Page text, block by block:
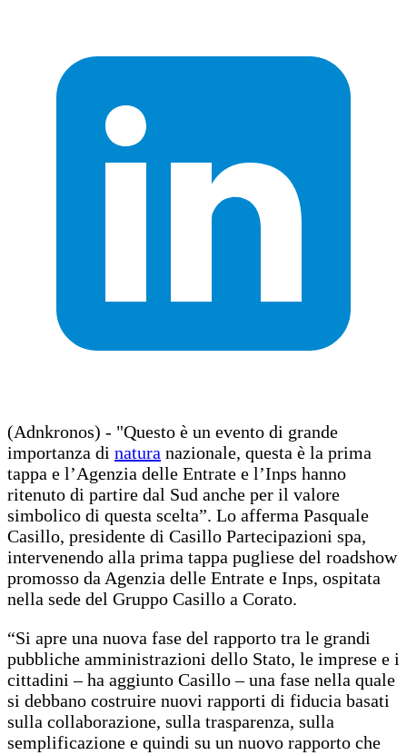
(Adnkronos) - "Questo è un evento di grande
importanza di natura nazionale, questa è la prima
tappa e l’Agenzia delle Entrate e l’Inps hanno
ritenuto di partire dal Sud anche per il valore
simbolico di questa scelta”. Lo afferma Pasquale
Casillo, presidente di Casillo Partecipazioni spa,
intervenendo alla prima tappa pugliese del roadshow
promosso da Agenzia delle Entrate e Inps, ospitata
nella sede del Gruppo Casillo a Corato.
“Si apre una nuova fase del rapporto tra le grandi
pubbliche amministrazioni dello Stato, le imprese e i
cittadini – ha aggiunto Casillo – una fase nella quale
si debbano costruire nuovi rapporti di fiducia basati
sulla collaborazione, sulla trasparenza, sulla
semplificazione e quindi su un nuovo rapporto che